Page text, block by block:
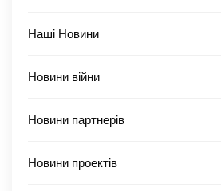
Наші Новини
Новини війни
Новини партнерів
Новини проектів